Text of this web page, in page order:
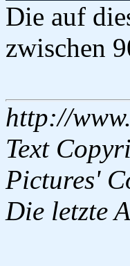
Die auf
zwischen
http://
Text
Pictures'
Die letzte